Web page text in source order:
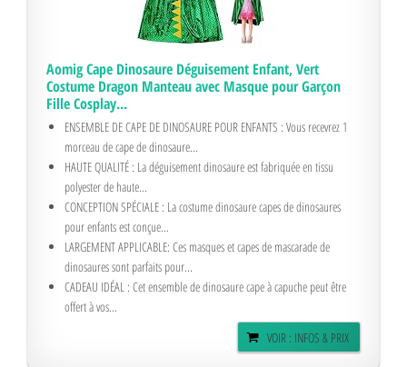
Aomig Cape Dinosaure Déguisement Enfant, Vert
Costume Dragon Manteau avec Masque pour Garçon
Fille Cosplay...
ENSEMBLE DE CAPE DE DINOSAURE POUR ENFANTS : Vous recevrez 1
morceau de cape de dinosaure...
HAUTE QUALITÉ : La déguisement dinosaure est fabriquée en tissu
polyester de haute...
CONCEPTION SPÉCIALE : La costume dinosaure capes de dinosaures
pour enfants est conçue...
LARGEMENT APPLICABLE: Ces masques et capes de mascarade de
dinosaures sont parfaits pour...
CADEAU IDÉAL : Cet ensemble de dinosaure cape à capuche peut être
offert à vos...
VOIR : INFOS & PRIX